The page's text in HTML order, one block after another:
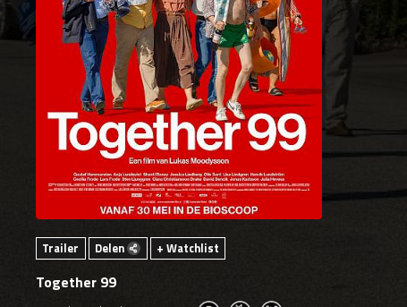
Trailer Delen + Watchlist
Together 99